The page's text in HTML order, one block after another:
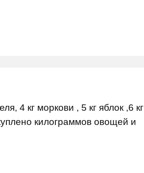
4 кг моркови , 5 кг яблок ,6 кг
килограммов овощей и